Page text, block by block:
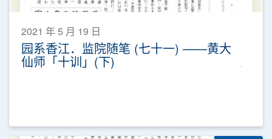
2021 年 5 月 19 日
园系香江．监院随笔 (七十一) ——黄大
仙师「十训」(下)